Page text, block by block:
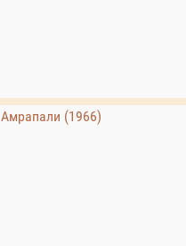
Амрапали (1966)